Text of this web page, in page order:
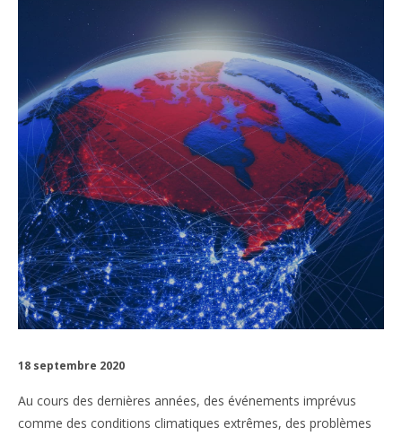
18 septembre 2020
Au cours des dernières années, des événements imprévus
comme des conditions climatiques extrêmes, des problèmes